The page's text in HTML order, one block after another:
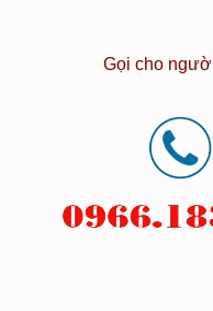
Gọi cho